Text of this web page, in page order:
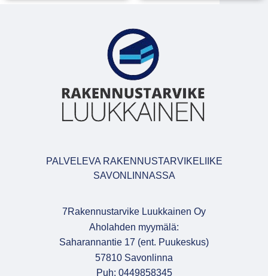
PALVELEVA RAKENNUSTARVIKELIIKE
SAVONLINNASSA
7Rakennustarvike Luukkainen Oy
Aholahden myymälä:
Saharannantie 17 (ent. Puukeskus)
57810 Savonlinna
Puh: 0449858345